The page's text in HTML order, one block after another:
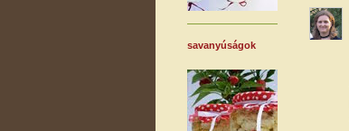
savanyúságok